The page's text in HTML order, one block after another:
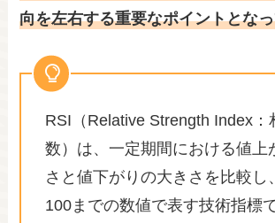
向を左右する重要なポイントとな
RSI（Relative Strength Index：
数）は、一定期間における値上
さと値下がりの大きさを比較し
100までの数値で表す技術指標